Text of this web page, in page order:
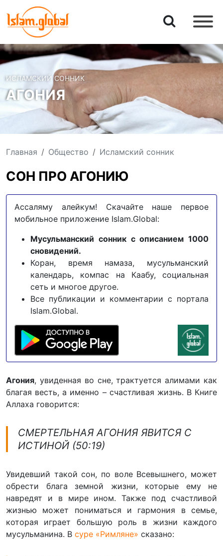
ИСЛАМСКИЙ СОННИК
АГОНИЯ
Главная Общество Исламский сонник
СОН ПРО АГОНИЮ
Ассаляму алейкум! Скачайте наше первое
мобильное приложение Islam.Global:
Мусульманский сонник с описанием 1000
сновидений.
Коран, время намаза, мусульманский
календарь, компас на Каабу, социальная
сеть и многое другое.
Все публикации и комментарии с портала
Islam.Global.
Агония, увиденная во сне, трактуется алимами как
благая весть, а именно – счастливая жизнь. В Книге
Аллаха говорится:
СМЕРТЕЛЬНАЯ АГОНИЯ ЯВИТСЯ С
ИСТИНОЙ (50:19)
Увидевший такой сон, по воле Всевышнего, может
обрести блага земной жизни, которые ему не
навредят и в мире ином. Также под счастливой
жизнью может пониматься и гармония в семье,
которая играет большую роль в жизни каждого
мусульманина. В суре «Римляне» сказано: